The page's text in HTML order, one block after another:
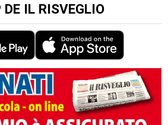
IL RISVEGLIO